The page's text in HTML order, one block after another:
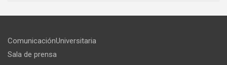
ComunicaciónUniversitaria
Sala de prensa